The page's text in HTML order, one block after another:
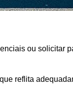
ou solicitar
reflita